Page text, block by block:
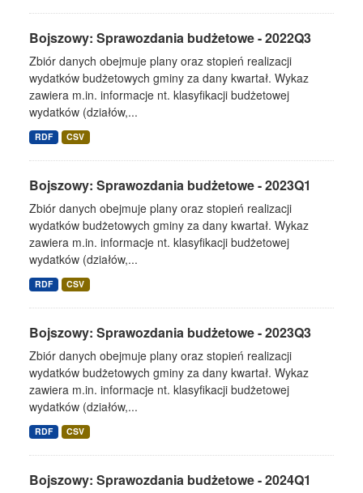
Bojszowy: Sprawozdania budżetowe - 2022Q3
Zbiór danych obejmuje plany oraz stopień realizacji
wydatków budżetowych gminy za dany kwartał. Wykaz
zawiera m.in. informacje nt. klasyfikacji budżetowej
wydatków (działów,...
RDF CSV
Bojszowy: Sprawozdania budżetowe - 2023Q1
Zbiór danych obejmuje plany oraz stopień realizacji
wydatków budżetowych gminy za dany kwartał. Wykaz
zawiera m.in. informacje nt. klasyfikacji budżetowej
wydatków (działów,...
RDF CSV
Bojszowy: Sprawozdania budżetowe - 2023Q3
Zbiór danych obejmuje plany oraz stopień realizacji
wydatków budżetowych gminy za dany kwartał. Wykaz
zawiera m.in. informacje nt. klasyfikacji budżetowej
wydatków (działów,...
RDF CSV
Bojszowy: Sprawozdania budżetowe - 2024Q1